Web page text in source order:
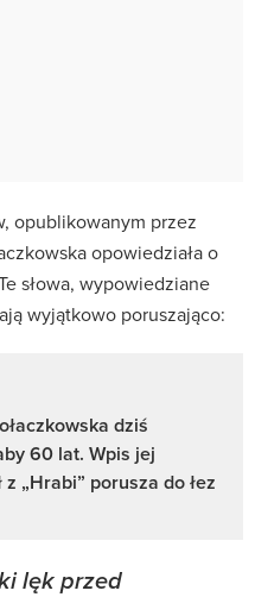
opublikowanym przez
opowiedziała o
słowa, wypowiedziane
wyjątkowo poruszająco:
dziś
60 lat. Wpis jej
z „Hrabi” porusza do łez
lęk przed